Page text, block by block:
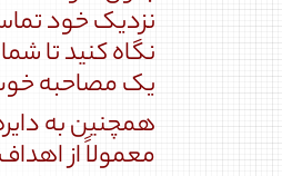
نزدیک خود
نگاه کنید تا
یک مصاحبه
همچنین به
معمولاً از